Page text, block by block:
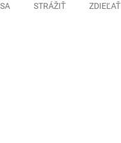
STRÁŽIŤ ZDIEĽAŤ